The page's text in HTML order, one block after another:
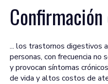
... los trastornos digestivos
personas, con frecuencia no
y provocan síntomas
de vida y altos costos de